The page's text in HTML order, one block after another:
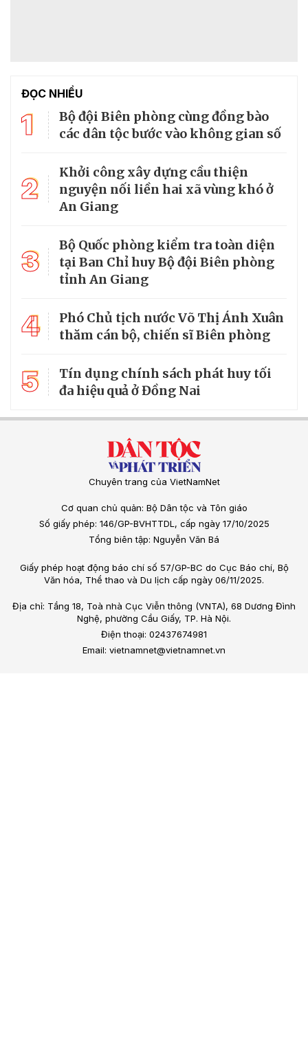
ĐỌC NHIỀU
1
Bộ đội Biên phòng cùng đồng bào
các dân tộc bước vào không gian số
2
Khởi công xây dựng cầu thiện
nguyện nối liền hai xã vùng khó ở
An Giang
3
Bộ Quốc phòng kiểm tra toàn diện
tại Ban Chỉ huy Bộ đội Biên phòng
tỉnh An Giang
4
Phó Chủ tịch nước Võ Thị Ánh Xuân
thăm cán bộ, chiến sĩ Biên phòng
5
Tín dụng chính sách phát huy tối
đa hiệu quả ở Đồng Nai
Chuyên trang của VietNamNet
Cơ quan chủ quản: Bộ Dân tộc và Tôn giáo
Số giấy phép: 146/GP-BVHTTDL, cấp ngày 17/10/2025
Tổng biên tập: Nguyễn Văn Bá
Giấy phép hoạt động báo chí số 57/GP-BC do Cục Báo chí, Bộ
Văn hóa, Thể thao và Du lịch cấp ngày 06/11/2025.
Địa chỉ: Tầng 18, Toà nhà Cục Viễn thông (VNTA), 68 Dương Đình
Nghệ, phường Cầu Giấy, TP. Hà Nội.
Điện thoại: 02437674981
Email: vietnamnet@vietnamnet.vn